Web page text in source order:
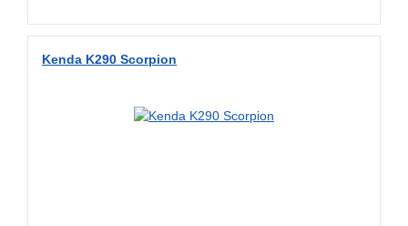
Kenda K290 Scorpion